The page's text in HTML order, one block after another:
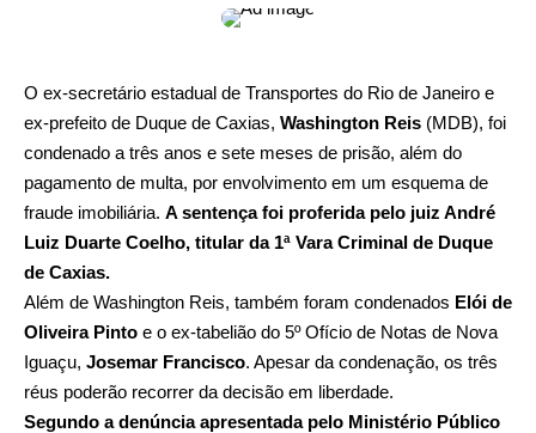
O ex-secretário estadual de Transportes do Rio de Janeiro e
ex-prefeito de Duque de Caxias, Washington Reis (MDB), foi
condenado a três anos e sete meses de prisão, além do
pagamento de multa, por envolvimento em um esquema de
fraude imobiliária. A sentença foi proferida pelo juiz André
Luiz Duarte Coelho, titular da 1ª Vara Criminal de Duque
de Caxias.
Além de Washington Reis, também foram condenados Elói de
Oliveira Pinto e o ex-tabelião do 5º Ofício de Notas de Nova
Iguaçu, Josemar Francisco. Apesar da condenação, os três
réus poderão recorrer da decisão em liberdade.
Segundo a denúncia apresentada pelo Ministério Público